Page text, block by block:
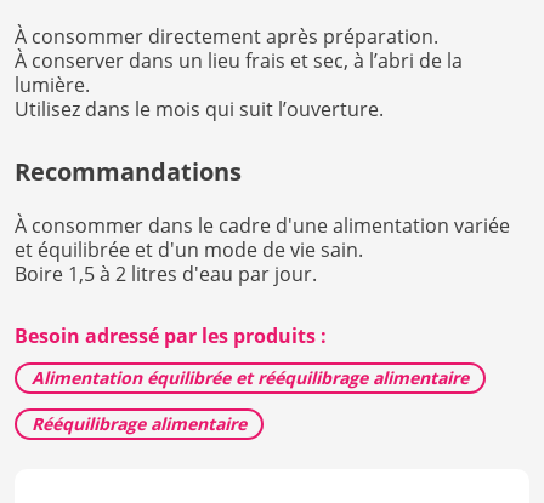
À consommer directement après préparation.
À conserver dans un lieu frais et sec, à l’abri de la
lumière.
Utilisez dans le mois qui suit l’ouverture.
Recommandations
À consommer dans le cadre d'une alimentation variée
et équilibrée et d'un mode de vie sain.
Boire 1,5 à 2 litres d'eau par jour.
Besoin adressé par les produits :
Alimentation équilibrée et rééquilibrage alimentaire
Rééquilibrage alimentaire